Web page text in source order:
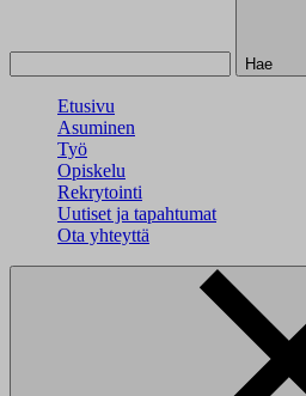
Hae
Etusivu
Asuminen
Työ
Opiskelu
Rekrytointi
Uutiset ja tapahtumat
Ota yhteyttä